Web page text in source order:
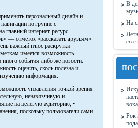
персональный дизайн и
по группе с
главный интернет-ресурс.
— отметок «рассказать друзьям»
важный плюс раскрутки
имеется возможность
иного события либо же новости.
оценить, сколь полезна и
изучению информация.
управления точкой зрения
ненавязчивую и
на целевую аудиторию; •
поскольку пользователи сами
В
На
со
Рок